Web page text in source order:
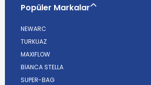
Popüler Markalar
NEWARC
TURKUAZ
MAXIFLOW
BİANCA STELLA
SUPER-BAG